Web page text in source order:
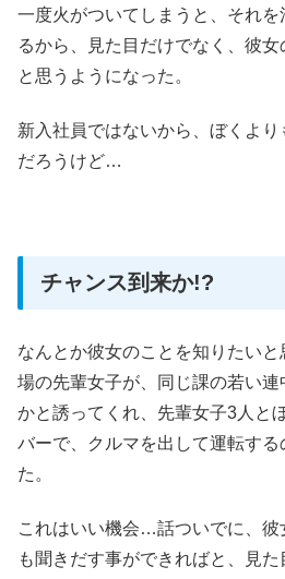
一度火がついてしまうと、それ
るから、見た目だけでなく、彼
と思うようになった。
新入社員ではないから、ぼくよ
だろうけど…
チャンス到来か!?
なんとか彼女のことを知りたい
場の先輩女子が、同じ課の若い連
かと誘ってくれ、先輩女子3人と
バーで、クルマを出して運転す
た。
これはいい機会…話ついでに、彼
も聞きだす事ができればと、見た